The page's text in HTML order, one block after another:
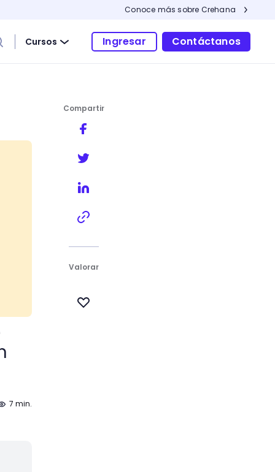
Conoce más sobre Crehana
Cursos Ingresar Contáctanos
gran tamaño
7 min.
Compartir
Valorar